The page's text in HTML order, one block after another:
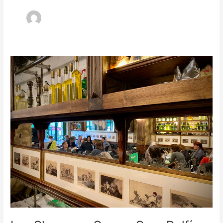
Los
Chapman,
Goya
y
Casa
Delfín